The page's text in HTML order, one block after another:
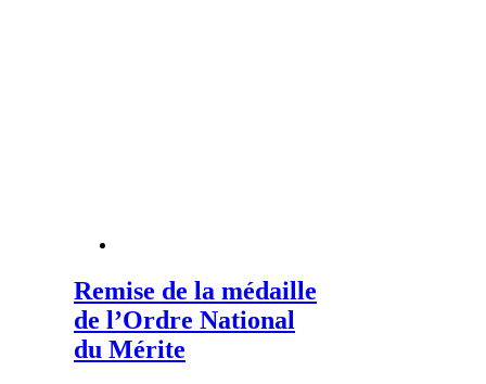
Remise de la médaille
de l’Ordre National
du Mérite